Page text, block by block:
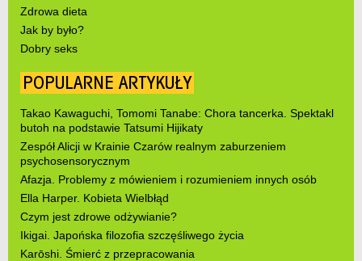
Zdrowa dieta
Jak by było?
Dobry seks
POPULARNE ARTYKUŁY
Takao Kawaguchi, Tomomi Tanabe: Chora tancerka. Spektakl
butoh na podstawie Tatsumi Hijikaty
Zespół Alicji w Krainie Czarów realnym zaburzeniem
psychosensorycznym
Afazja. Problemy z mówieniem i rozumieniem innych osób
Ella Harper. Kobieta Wielbłąd
Czym jest zdrowe odżywianie?
Ikigai. Japońska filozofia szczęśliwego życia
Karōshi. Śmierć z przepracowania